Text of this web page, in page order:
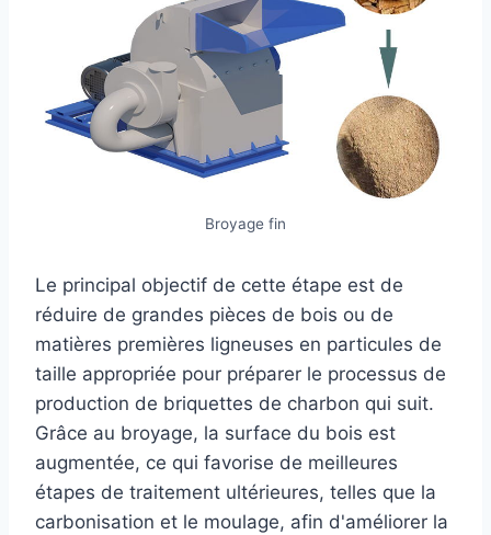
Broyage fin
Le principal objectif de cette étape est de
réduire de grandes pièces de bois ou de
matières premières ligneuses en particules de
taille appropriée pour préparer le processus de
production de briquettes de charbon qui suit.
Grâce au broyage, la surface du bois est
augmentée, ce qui favorise de meilleures
étapes de traitement ultérieures, telles que la
carbonisation et le moulage, afin d'améliorer la